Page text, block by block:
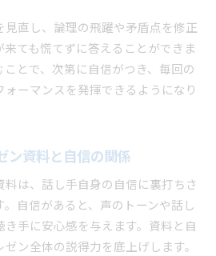
見直し、論理の飛躍や矛盾点を修正
来ても慌てずに答えることができま
とで、次第に自信がつき、毎回の
ーマンスを発揮できるようになり
ン資料と自信の関係
料は、話し手自身の自信に裏打ちさ
自信があると、声のトーンや話し
手に安心感を与えます。資料と自
ン全体の説得力を底上げします。